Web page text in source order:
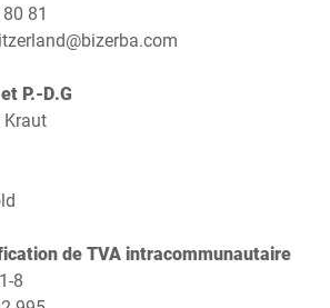
81
P.-D.G
Kraut
de TVA intracommunautaire
8